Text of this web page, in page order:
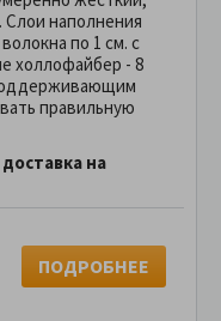
наполнения
по 1 см. с
холлофайбер - 8
правильную
на
ПОДРОБНЕЕ